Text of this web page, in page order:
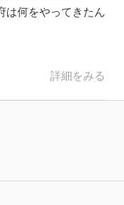
ません。学ぶこと
は何をやってきたん
詳細をみる